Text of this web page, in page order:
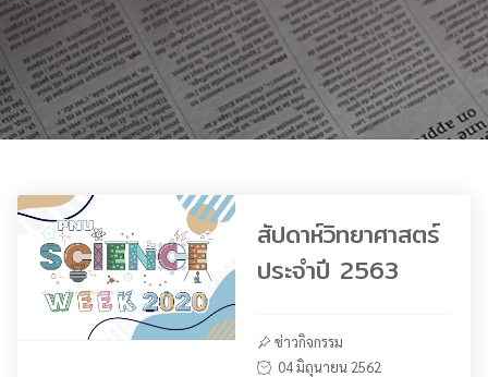
สัปดาห์วิทยาศาสตร์
ประจำปี 2563
ข่าวกิจกรรม
04 มิถุนายน 2562